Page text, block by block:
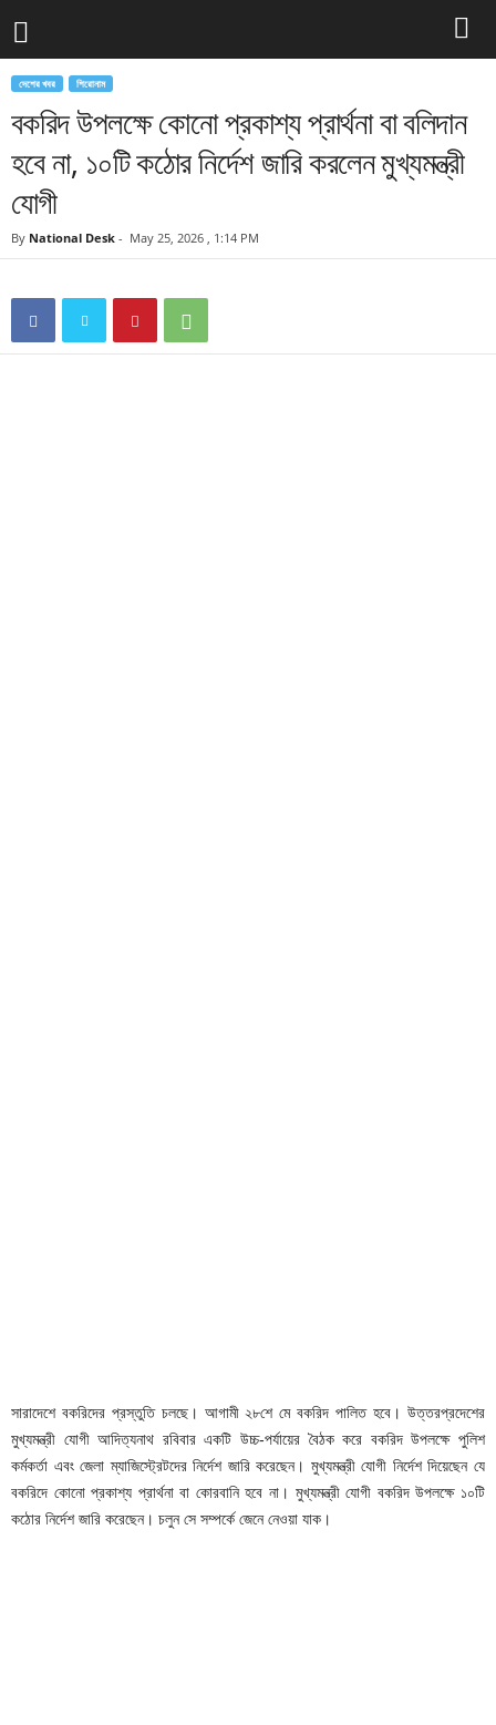
দেশের খবর শিরোনাম
বকরিদ উপলক্ষে কোনো প্রকাশ্য প্রার্থনা বা বলিদান
হবে না, ১০টি কঠোর নির্দেশ জারি করলেন মুখ্যমন্ত্রী
যোগী
By National Desk - May 25, 2026 , 1:14 PM
সারাদেশে বকরিদের প্রস্তুতি চলছে। আগামী ২৮শে মে বকরিদ পালিত হবে। উত্তরপ্রদেশের
মুখ্যমন্ত্রী যোগী আদিত্যনাথ রবিবার একটি উচ্চ-পর্যায়ের বৈঠক করে বকরিদ উপলক্ষে পুলিশ
কর্মকর্তা এবং জেলা ম্যাজিস্ট্রেটদের নির্দেশ জারি করেছেন। মুখ্যমন্ত্রী যোগী নির্দেশ দিয়েছেন যে
বকরিদে কোনো প্রকাশ্য প্রার্থনা বা কোরবানি হবে না। মুখ্যমন্ত্রী যোগী বকরিদ উপলক্ষে ১০টি
কঠোর নির্দেশ জারি করেছেন। চলুন সে সম্পর্কে জেনে নেওয়া যাক।